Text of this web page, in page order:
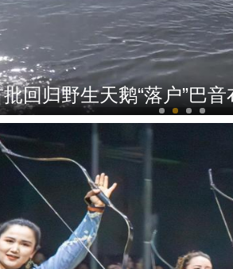
回归野生天鹅“落户”巴